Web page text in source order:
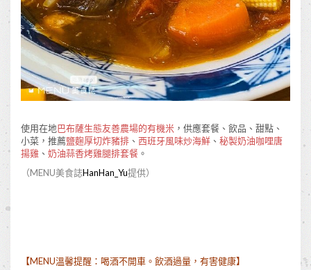
使用在地巴布薩生態友善農場的有機米 ，供應套餐、飲品、甜點、
小菜，推薦鹽麴厚切炸豬排 、 西班牙風味炒海鮮 、 秘製奶油咖哩唐
揚雞 、 奶油蒜香烤雞腿排套餐 。
（MENU美食誌HanHan_Yu提供）
【MENU溫馨提醒：喝酒不開車。飲酒過量，有害健康】